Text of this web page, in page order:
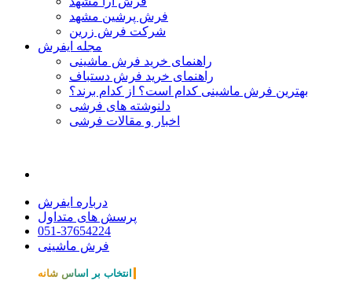
فرش پرشین مشهد
شرکت فرش زرین
مجله ایفرش
راهنمای خرید فرش ماشینی
راهنمای خرید فرش دستباف
بهترین فرش ماشینی کدام است؟ از کدام برند؟
دلنوشته های فرشی
اخبار و مقالات فرشی
درباره ایفرش
پرسش های متداول
051-37654224
فرش ماشینی
انتخاب بر اساس شانه